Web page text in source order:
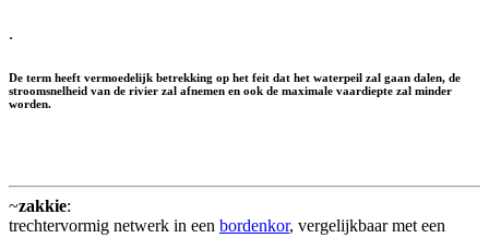
.
De term heeft vermoedelijk betrekking op het feit dat het waterpeil zal gaan dalen, de
stroomsnelheid van de rivier zal afnemen en ook de maximale vaardiepte zal minder
worden.
~zakkie:
trechtervormig netwerk in een bordenkor, vergelijkbaar met een